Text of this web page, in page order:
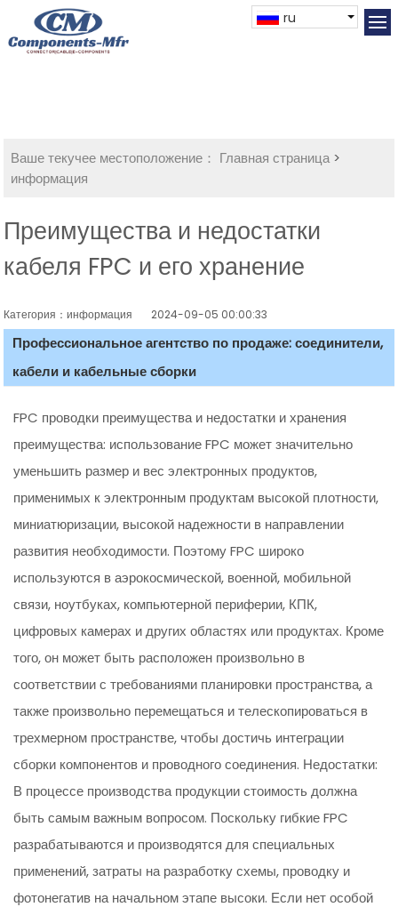
ru
Ваше текучее местоположение： Главная страница>
информация
Преимущества и недостатки
кабеля FPC и его хранение
Категория：информация 2024-09-05 00:00:33
Профессиональное агентство по продаже: соединители,
кабели и кабельные сборки
FPC проводки преимущества и недостатки и хранения
преимущества: использование FPC может значительно
уменьшить размер и вес электронных продуктов,
применимых к электронным продуктам высокой плотности,
миниатюризации, высокой надежности в направлении
развития необходимости. Поэтому FPC широко
используются в аэрокосмической, военной, мобильной
связи, ноутбуках, компьютерной периферии, КПК,
цифровых камерах и других областях или продуктах. Кроме
того, он может быть расположен произвольно в
соответствии с требованиями планировки пространства, а
также произвольно перемещаться и телескопироваться в
трехмерном пространстве, чтобы достичь интеграции
сборки компонентов и проводного соединения. Недостатки:
В процессе производства продукции стоимость должна
быть самым важным вопросом. Поскольку гибкие FPC
разрабатываются и производятся для специальных
применений, затраты на разработку схемы, проводку и
фотонегатив на начальном этапе высоки. Если нет особой